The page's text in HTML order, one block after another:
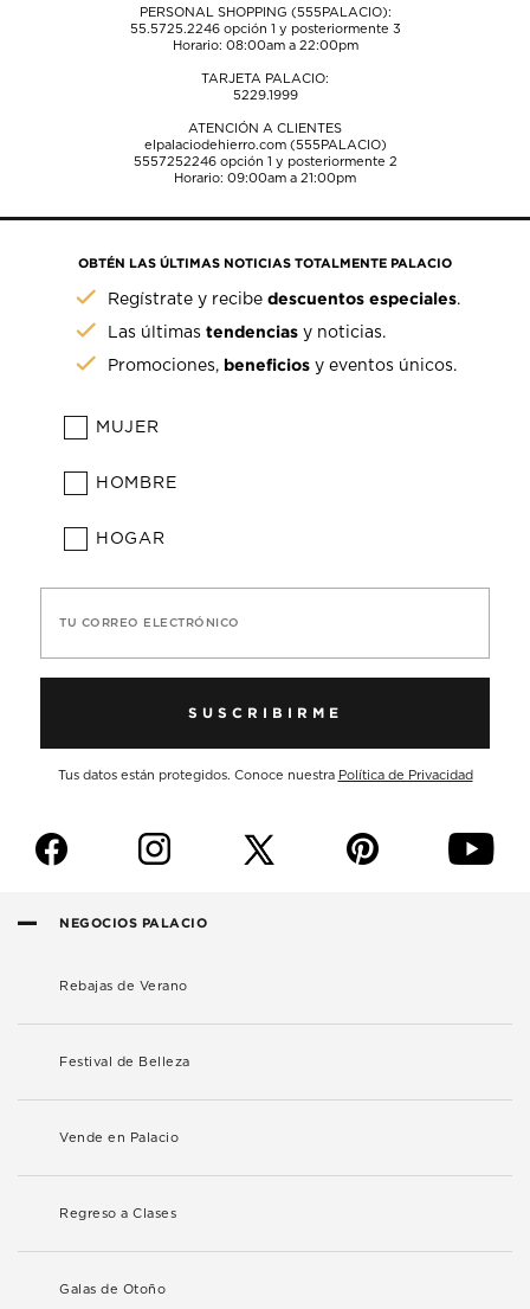
PERSONAL SHOPPING (555PALACIO):
55.5725.2246opción 1 y posteriormente 3
Horario: 08:00am a 22:00pm
TARJETA PALACIO:
5229.1999
ATENCIÓN A CLIENTES
elpalaciodehierro.com (555PALACIO)
5557252246opción 1 y posteriormente 2
Horario: 09:00am a 21:00pm
OBTÉN LAS ÚLTIMAS NOTICIAS TOTALMENTE PALACIO
Regístrate y recibedescuentos especiales.
Las últimastendencias y noticias.
Promociones, beneficios y eventos únicos.
MUJER
HOMBRE
HOGAR
TU CORREO ELECTRÓNICO
SUSCRIBIRME
Tus datos están protegidos. Conoce nuestra Política de Privacidad
f i p y
NEGOCIOS PALACIO
Rebajas de Verano
Festival de Belleza
Vende en Palacio
Regreso a Clases
Galas de Otoño